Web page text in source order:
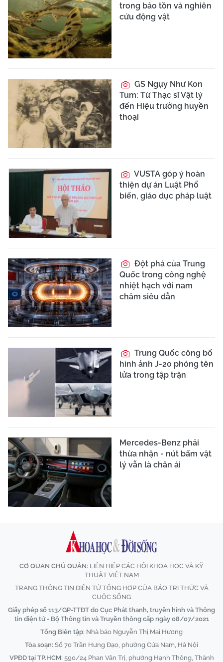
trong bảo tồn và nghiên
cứu động vật
GS Ngụy Như Kon
Tum: Từ Thạc sĩ Vật lý
đến Hiệu trưởng huyền
thoại
VUSTA góp ý hoàn
thiện dự án Luật Phổ
biến, giáo dục pháp luật
Đột phá của Trung
Quốc trong công nghệ
nhiệt hạch với nam
châm siêu dẫn
Trung Quốc công bố
hình ảnh J-20 phóng tên
lửa trong tập trận
Mercedes-Benz phải
thừa nhận - nút bấm vật
lý vẫn là chân ái
CƠ QUAN CHỦ QUẢN: LIÊN HIỆP CÁC HỘI KHOA HỌC VÀ KỸ
THUẬT VIỆT NAM
TRANG THÔNG TIN ĐIỆN TỬ TỔNG HỢP CỦA BÁO TRI THỨC VÀ
CUỘC SỐNG
Giấy phép số 113/GP-TTĐT do Cục Phát thanh, truyền hình và Thông
tin điện tử - Bộ Thông tin và Truyền thông cấp ngày 08/07/2021
Tổng Biên tập: Nhà báo Nguyễn Thị Mai Hương
Tòa soạn: Số 70 Trần Hưng Đạo, phường Cửa Nam, Hà Nội
VPĐD tại TP.HCM: 590/24 Phan Văn Trị, phường Hạnh Thông, Thành